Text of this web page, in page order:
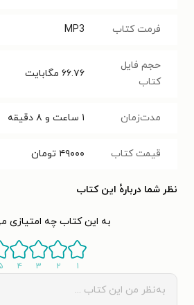
فرمت کتاب MP3
حجم فایل
کتاب
۶۶.۷۶ مگابایت
مدت‌زمان ۱ ساعت و ۸ دقیقه
قیمت کتاب ۴۹۰۰۰ تومان
نظر شما دربارهٔ این کتاب
به این کتاب چه امتیازی
۱ ۲ ۳ ۴